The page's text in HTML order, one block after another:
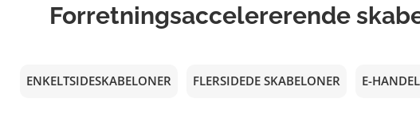
Forretningsaccelererende
ENKELTSIDESKABELONER FLERSIDEDE SKABELONER E-